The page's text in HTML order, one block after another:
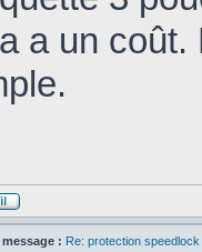
a un coût.
: Re: protection